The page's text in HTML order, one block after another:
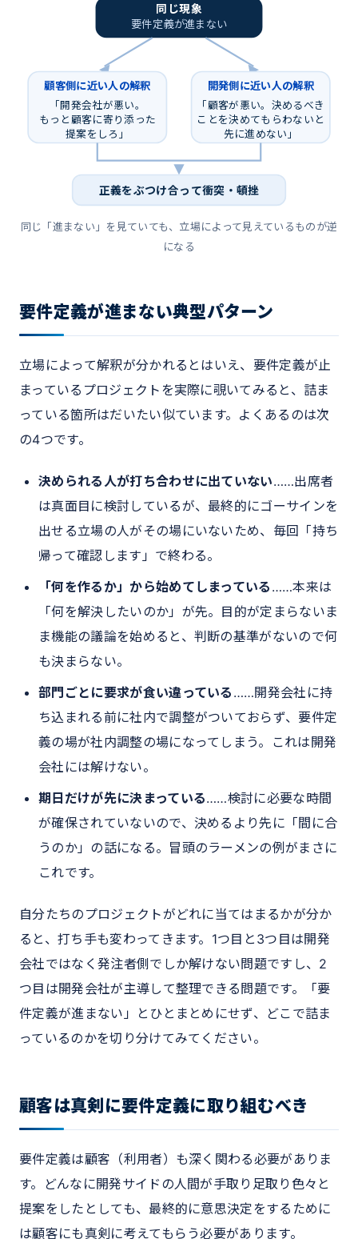
同じ現象
要件定義が進まない
顧客側に近い人の解釈
「開発会社が悪い。
もっと顧客に寄り添った
提案をしろ」
開発側に近い人の解釈
「顧客が悪い。決めるべき
ことを決めてもらわないと
先に進めない」
正義をぶつけ合って衝突・頓挫
同じ「進まない」を見ていても、立場によって見えているものが逆
になる
要件定義が進まない典型パターン
立場によって解釈が分かれるとはいえ、要件定義が止
まっているプロジェクトを実際に覗いてみると、詰ま
っている箇所はだいたい似ています。よくあるのは次
の4つです。
決められる人が打ち合わせに出ていない……出席者
は真面目に検討しているが、最終的にゴーサインを
出せる立場の人がその場にいないため、毎回「持ち
帰って確認します」で終わる。
「何を作るか」から始めてしまっている ……本来は
「何を解決したいのか」が先。目的が定まらないま
ま機能の議論を始めると、判断の基準がないので何
も決まらない。
部門ごとに要求が食い違っている ……開発会社に持
ち込まれる前に社内で調整がついておらず、要件定
義の場が社内調整の場になってしまう。これは開発
会社には解けない。
期日だけが先に決まっている……検討に必要な時間
が確保されていないので、決めるより先に「間に合
うのか」の話になる。冒頭のラーメンの例がまさに
これです。
自分たちのプロジェクトがどれに当てはまるかが分か
ると、打ち手も変わってきます。1つ目と3つ目は開発
会社ではなく発注者側でしか解けない問題ですし、2
つ目は開発会社が主導して整理できる問題です。「要
件定義が進まない」とひとまとめにせず、どこで詰ま
っているのかを切り分けてみてください。
顧客は真剣に要件定義に取り組むべき
要件定義は顧客（利用者）も深く関わる必要がありま
す。どんなに開発サイドの人間が手取り足取り色々と
提案をしたとしても、最終的に意思決定をするために
は顧客にも真剣に考えてもらう必要があります。